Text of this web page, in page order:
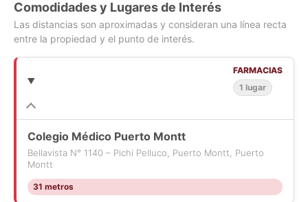
Comodidades y Lugares de Interés
Las distancias son aproximadas y consideran una línea recta
entre la propiedad y el punto de interés.
FARMACIAS
1 lugar
Colegio Médico Puerto Montt
Bellavista N° 1140 – Pichi Pelluco, Puerto Montt, Puerto
Montt
31 metros